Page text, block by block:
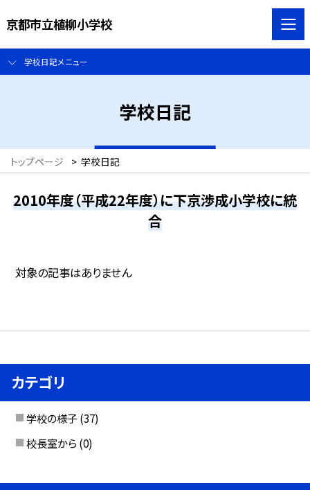
京都市立植柳小学校
学校日記メニュー
学校日記
トップページ > 学校日記
2010年度（平成22年度）に下京渉成小学校に統
合
対象の記事はありません
カテゴリ
学校の様子 (37)
校長室から (0)